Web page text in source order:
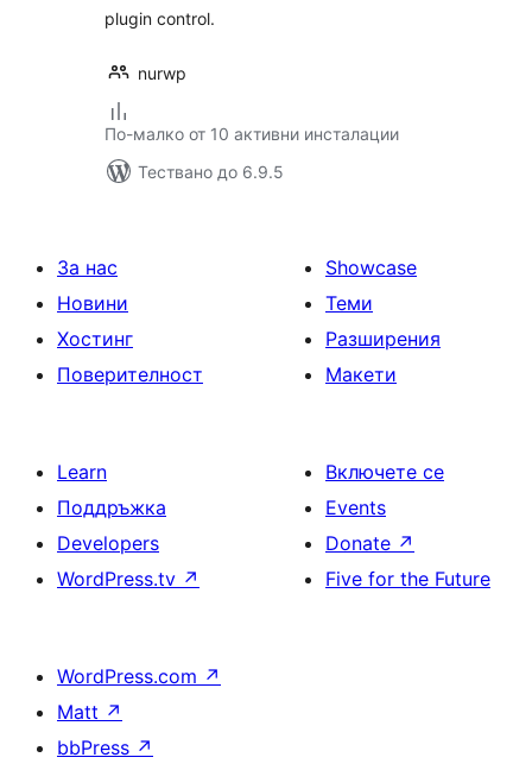
plugin control.
nurwp
По-малко от 10 активни инсталации
Тествано до 6.9.5
За нас
Новини
Хостинг
Поверителност
Showcase
Теми
Разширения
Макети
Learn
Поддръжка
Developers
WordPress.tv ↗
Включете се
Events
Donate ↗
Five for the Future
WordPress.com ↗
Matt ↗
bbPress ↗